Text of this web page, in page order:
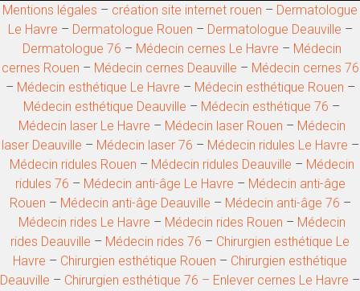
Mentions légales – création site internet rouen – Dermatologue
Le Havre – Dermatologue Rouen – Dermatologue Deauville –
Dermatologue 76 – Médecin cernes Le Havre – Médecin
cernes Rouen – Médecin cernes Deauville – Médecin cernes 76
– Médecin esthétique Le Havre – Médecin esthétique Rouen –
Médecin esthétique Deauville – Médecin esthétique 76 –
Médecin laser Le Havre – Médecin laser Rouen – Médecin
laser Deauville – Médecin laser 76 – Médecin ridules Le Havre –
Médecin ridules Rouen – Médecin ridules Deauville – Médecin
ridules 76 – Médecin anti-âge Le Havre – Médecin anti-âge
Rouen – Médecin anti-âge Deauville – Médecin anti-âge 76 –
Médecin rides Le Havre – Médecin rides Rouen – Médecin
rides Deauville – Médecin rides 76 – Chirurgien esthétique Le
Havre – Chirurgien esthétique Rouen – Chirurgien esthétique
Deauville – Chirurgien esthétique 76 – Enlever cernes Le Havre –